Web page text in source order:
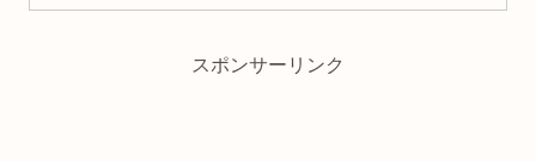
スポンサーリンク